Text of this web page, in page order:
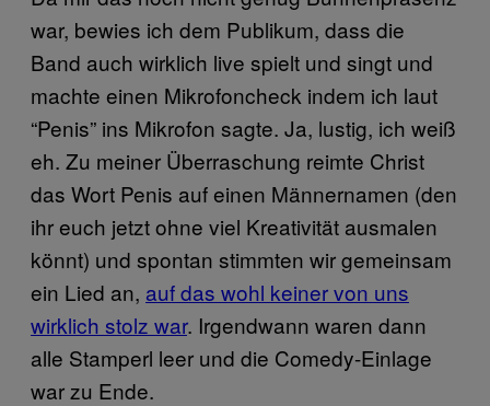
war, bewies ich dem Publikum, dass die
Band auch wirklich live spielt und singt und
machte einen Mikrofoncheck indem ich laut
“Penis” ins Mikrofon sagte. Ja, lustig, ich weiß
eh. Zu meiner Überraschung reimte Christ
das Wort Penis auf einen Männernamen (den
ihr euch jetzt ohne viel Kreativität ausmalen
könnt) und spontan stimmten wir gemeinsam
ein Lied an, auf das wohl keiner von uns
wirklich stolz war. Irgendwann waren dann
alle Stamperl leer und die Comedy-Einlage
war zu Ende.